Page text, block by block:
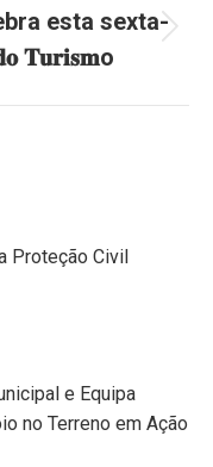
esta sexta-
𝐓𝐮𝐫𝐢𝐬𝐦o
Proteção Civil
e Equipa
no Terreno em Ação